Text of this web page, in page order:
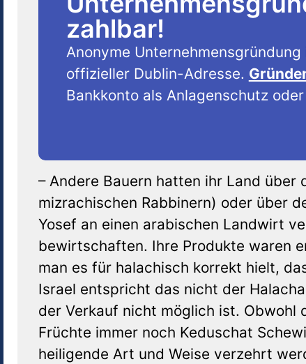
zahlbar!
Anonyme Unternehmensgründung
offizieller Dublin-Adresse.
Bankkonto als Anlagenschutz
– Andere Bauern hatten ihr Land über
mizrachischen Rabbinern) oder über
Yosef an einen arabischen Landwirt
bewirtschaften. Ihre Produkte waren
man es für halachisch korrekt hielt,
Israel entspricht das nicht der
der Verkauf nicht möglich ist. Obwohl
Früchte immer noch Keduschat
heiligende Art und Weise verzehrt